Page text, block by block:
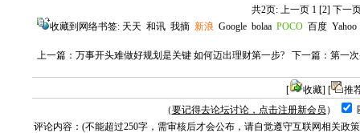
共2页: 上一页 1 [2] 下一
收藏到网络书签: 天天 和讯 我摘 新浪 Google bolaa POCO 百度 Yahoo
上一篇： 万事开头难做好规划是关键 如何迈出理财第一步? 下一篇： 第一
[ 收藏] [
推
（要记得去论坛讨论，点击注册新会员 ）
评论内容：(不能超过250字，需审核后才会公布，请自觉遵守互联网相关政